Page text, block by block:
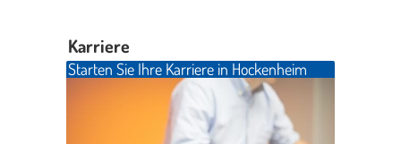
Karriere
Starten Sie Ihre Karriere in Hockenheim